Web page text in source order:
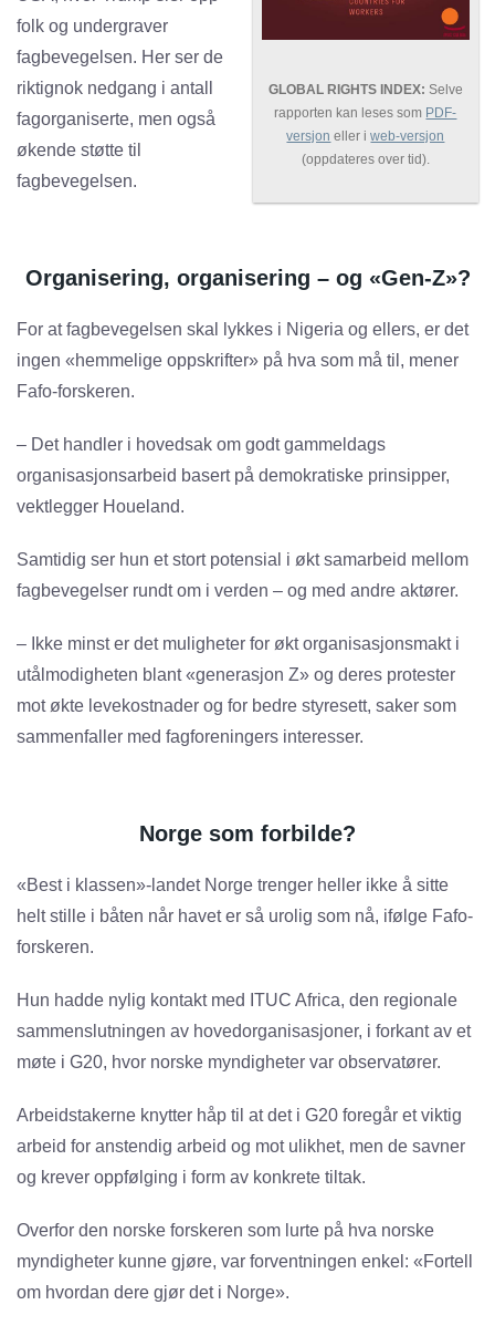
GLOBAL RIGHTS INDEX: Selve
rapporten kan leses som PDF-
versjon eller iweb-versjon
(oppdateres over tid).
folk og undergraver
fagbevegelsen. Her ser de
riktignok nedgang i antall
fagorganiserte, men også
økende støtte til
fagbevegelsen.
Organisering, organisering – og «Gen-Z»?
For at fagbevegelsen skal lykkes i Nigeria og ellers, er det
ingen «hemmelige oppskrifter» på hva som må til, mener
Fafo-forskeren.
– Det handler i hovedsak om godt gammeldags
organisasjonsarbeid basert på demokratiske prinsipper,
vektlegger Houeland.
Samtidig ser hun et stort potensial i økt samarbeid mellom
fagbevegelser rundt om i verden – og med andre aktører.
– Ikke minst er det muligheter for økt organisasjonsmakt i
utålmodigheten blant «generasjon Z» og deres protester
mot økte levekostnader og for bedre styresett, saker som
sammenfaller med fagforeningers interesser.
Norge som forbilde?
«Best i klassen»-landet Norge trenger heller ikke å sitte
helt stille i båten når havet er så urolig som nå, ifølge Fafo-
forskeren.
Hun hadde nylig kontakt med ITUC Africa, den regionale
sammenslutningen av hovedorganisasjoner, i forkant av et
møte i G20, hvor norske myndigheter var observatører.
Arbeidstakerne knytter håp til at det i G20 foregår et viktig
arbeid for anstendig arbeid og mot ulikhet, men de savner
og krever oppfølging i form av konkrete tiltak.
Overfor den norske forskeren som lurte på hva norske
myndigheter kunne gjøre, var forventningen enkel: «Fortell
om hvordan dere gjør det i Norge».